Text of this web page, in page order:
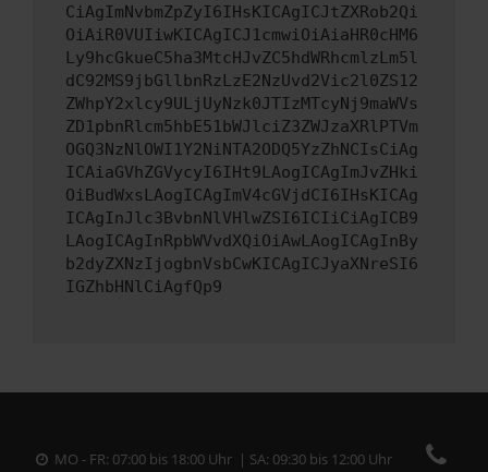
CiAgImNvbmZpZyI6IHsKICAgICJtZXRob2Qi
OiAiR0VUIiwKICAgICJ1cmwiOiAiaHR0cHM6
Ly9hcGkueC5ha3MtcHJvZC5hdWRhcmlzLm5l
dC92MS9jbGllbnRzLzE2NzUvd2Vic2l0ZS12
ZWhpY2xlcy9ULjUyNzk0JTIzMTcyNj9maWVs
ZD1pbnRlcm5hbE51bWJlciZ3ZWJzaXRlPTVm
OGQ3NzNlOWI1Y2NiNTA2ODQ5YzZhNCIsCiAg
ICAiaGVhZGVycyI6IHt9LAogICAgImJvZHki
OiBudWxsLAogICAgImV4cGVjdCI6IHsKICAg
ICAgInJlc3BvbnNlVHlwZSI6ICIiCiAgICB9
LAogICAgInRpbWVvdXQiOiAwLAogICAgInBy
b2dyZXNzIjogbnVsbCwKICAgICJyaXNreSI6
IGZhbHNlCiAgfQp9
MO - FR: 07:00 bis 18:00 Uhr | SA: 09:30 bis 12:00 Uhr